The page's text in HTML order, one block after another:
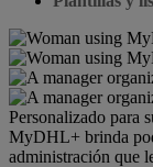
Personalizado para
MyDHL+ brinda
administración que